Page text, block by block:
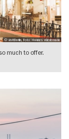
© visitBerlin, Foto: Hannes Wiedemann
much to offer.